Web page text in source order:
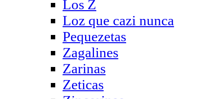
Los Z
Loz que cazi nunca
Pequezetas
Zagalines
Zarinas
Zeticas